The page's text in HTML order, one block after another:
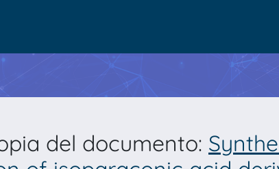
del documento: